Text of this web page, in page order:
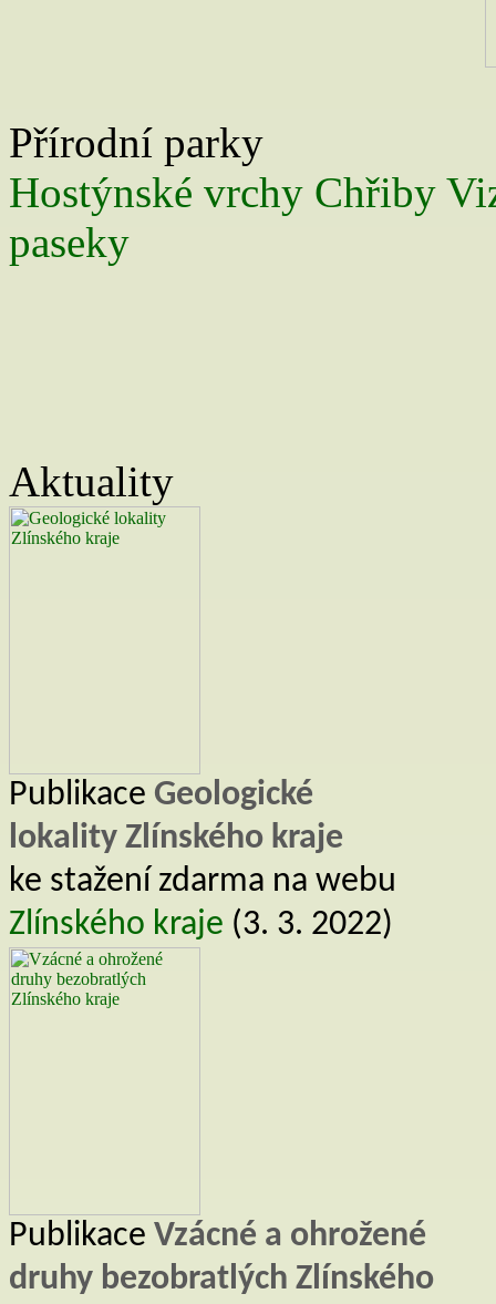
Přírodní parky
Hostýnské vrchy Chřiby
paseky
Aktuality
Publikace Geologické
lokality Zlínského kraje
ke stažení zdarma na webu
Zlínského kraje (3. 3. 2022)
Publikace Vzácné a ohrožené
druhy bezobratlých Zlínského